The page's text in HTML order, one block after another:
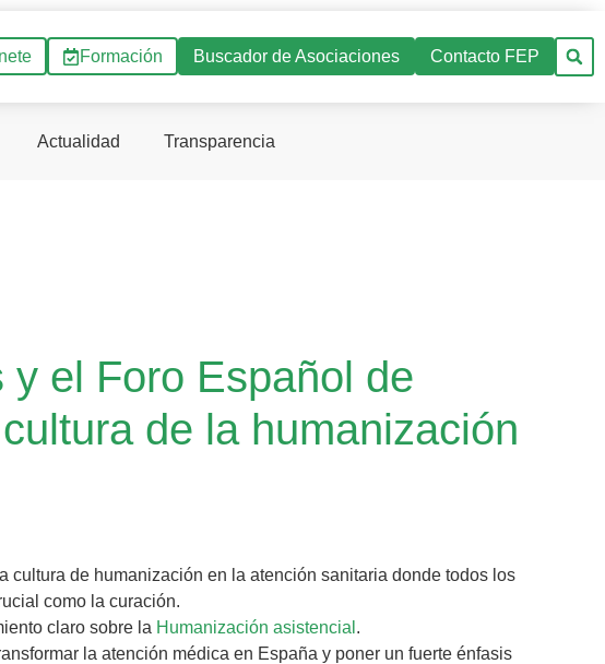
Formación Buscador de Asociaciones Contacto FEP
Actualidad Transparencia
el Foro Español de
de la humanización
cultura de humanización en la atención sanitaria donde todos los
como la curación.
claro sobre la Humanización asistencial .
la atención médica en España y poner un fuerte énfasis